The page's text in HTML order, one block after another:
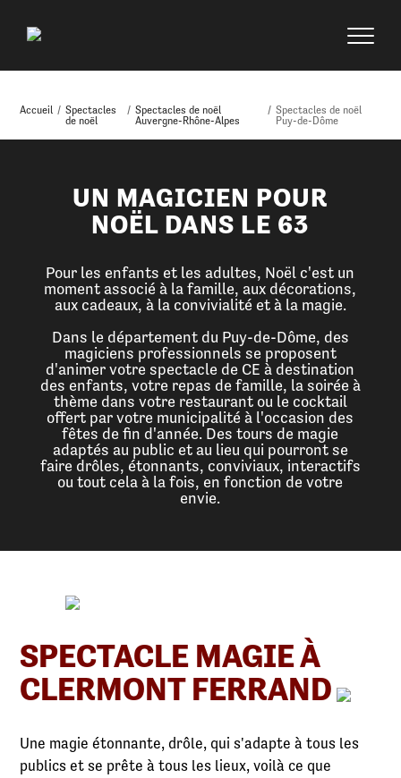
Accueil / Spectacles
de noël
/ Spectacles de noël
Auvergne-Rhône-Alpes
/ Spectacles de noël
Puy-de-Dôme
UN MAGICIEN POUR
NOËL DANS LE 63
Pour les enfants et les adultes, Noël c'est un
moment associé à la famille, aux décorations,
aux cadeaux, à la convivialité et à la magie.
Dans le département du Puy-de-Dôme, des
magiciens professionnels se proposent
d'animer votre spectacle de CE à destination
des enfants, votre repas de famille, la soirée à
thème dans votre restaurant ou le cocktail
offert par votre municipalité à l'occasion des
fêtes de fin d'année. Des tours de magie
adaptés au public et au lieu qui pourront se
faire drôles, étonnants, conviviaux, interactifs
ou tout cela à la fois, en fonction de votre
envie.
SPECTACLE MAGIE À
CLERMONT FERRAND
Une magie étonnante, drôle, qui s'adapte à tous les
publics et se prête à tous les lieux, voilà ce que